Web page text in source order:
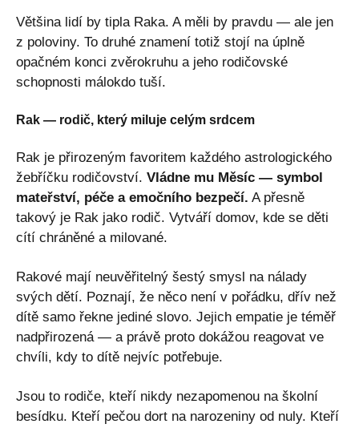
Většina lidí by tipla Raka. A měli by pravdu — ale jen
z poloviny. To druhé znamení totiž stojí na úplně
opačném konci zvěrokruhu a jeho rodičovské
schopnosti málokdo tuší.
Rak — rodič, který miluje celým srdcem
Rak je přirozeným favoritem každého astrologického
žebříčku rodičovství. Vládne mu Měsíc — symbol
mateřství, péče a emočního bezpečí. A přesně
takový je Rak jako rodič. Vytváří domov, kde se děti
cítí chráněné a milované.
Rakové mají neuvěřitelný šestý smysl na nálady
svých dětí. Poznají, že něco není v pořádku, dřív než
dítě samo řekne jediné slovo. Jejich empatie je téměř
nadpřirozená — a právě proto dokážou reagovat ve
chvíli, kdy to dítě nejvíc potřebuje.
Jsou to rodiče, kteří nikdy nezapomenou na školní
besídku. Kteří pečou dort na narozeniny od nuly. Kteří